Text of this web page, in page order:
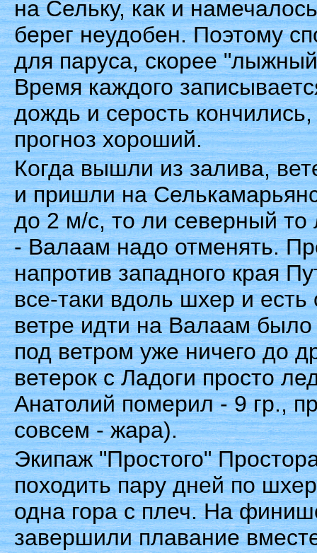
на Сельку, как и
берег неудобен. Поэтому
для паруса, скорее
Время каждого
дождь и серость
прогноз хороший.
Когда вышли из залива,
и пришли на
до 2 м/с, то ли северный
- Валаам надо отменять.
напротив западного края
все-таки вдоль шхер и
ветре идти на Валаам
под ветром уже ничего до
ветерок c Ладоги просто
Анатолий померил - 9 гр.,
совсем - жара).
Экипаж "Простого"
походить пару дней по
одна гора с плеч. На
завершили плавание